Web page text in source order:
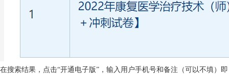
在搜索结果，点击“开通电子版”，输入用户手机号和备注（可以不填）即